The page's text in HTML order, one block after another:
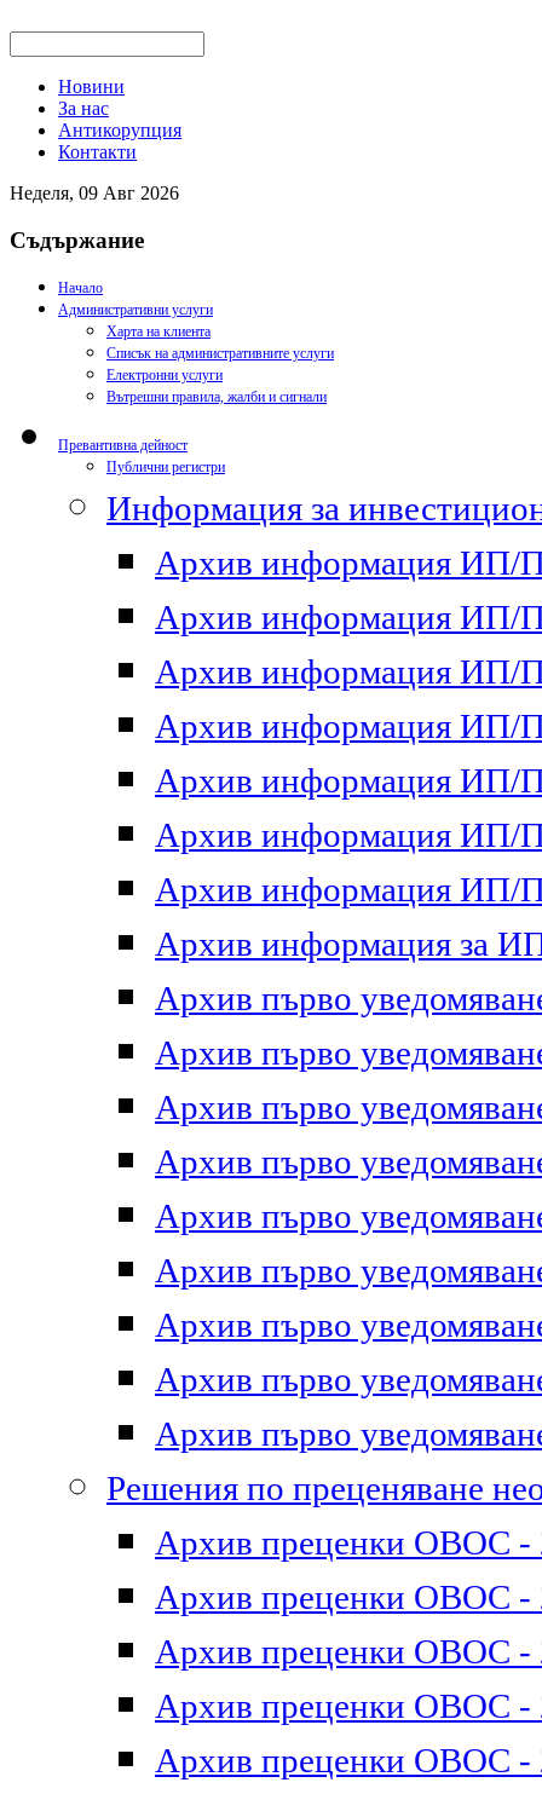
Новини
За нас
Антикорупция
Контакти
Неделя, 09 Авг 2026
Съдържание
Начало
Административни услуги
Харта на клиента
Списък на административните услуги
Електронни услуги
Вътрешни правила, жалби и сигнали
Превантивна дейност
Публични регистри
Информация за
Архив информация ИП/
Архив информация ИП/
Архив информация ИП/
Архив информация ИП/
Архив информация ИП/
Архив информация ИП/
Архив информация ИП/
Архив информация за
Архив първо
Архив първо
Архив първо
Архив първо
Архив първо
Архив първо
Архив първо
Архив първо
Архив първо
Решения по преценяване
Архив преценки ОВОС -
Архив преценки ОВОС -
Архив преценки ОВОС -
Архив преценки ОВОС -
Архив преценки ОВОС -